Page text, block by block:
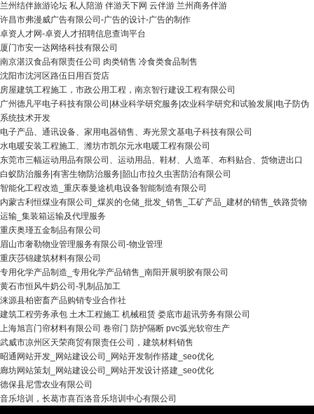
兰州结伴旅游论坛 私人陪游 伴游天下网 云伴游 兰州商务伴游
许昌市弗漫威广告有限公司-广告的设计-广告的制作
卓资人才网-卓资人才招聘信息查询平台
厦门市安一达网络科技有限公司
南京湛汉食品有限责任公司 肉类销售 冷食类食品制售
沈阳市沈河区路伍日用百货店
房屋建筑工程施工，市政公用工程，南京智行建设工程有限公司
广州德凡平电子科技有限公司|林业科学研究服务|农业科学研究和试验发展|电子防伪
系统技术开发
电子产品、通讯设备、家用电器销售、寿光景文基电子科技有限公司
水电暖安装工程施工、潍坊市凯尔元水电暖工程有限公司
东莞市三幅运动用品有限公司、运动用品、鞋材、人造革、布料贴合、货物进出口
白蚁防治服务|有害生物防治服务|韶山市拉久虫害防治有限公司
智能化工程改造_重庆泰曼途机电设备智能制造有限公司
内蒙古利恒煤业有限公司_煤炭的仓储_批发_销售_工矿产品_建材的销售_铁路货物
运输_集装箱运输及代理服务
重庆奥瑾五金制品有限公司
眉山市奢勒物业管理服务有限公司-物业管理
重庆莎锦建筑材料有限公司
专用化学产品制造_专用化学产品销售_南阳开展明胶有限公司
黄石市恒风牛奶公司-乳制品加工
涞源县柏密畜产品购销专业合作社
建筑工程劳务承包 土木工程施工 机械租赁 娄底市超讯劳务有限公司
上海旭言门帘材料有限公司 卷帘门 防护隔断 pvc弧光软帘生产
武威市凉州区天荣商贸有限责任公司，建筑材料销售
昭通网站开发_网站建设公司_网站开发制作搭建_seo优化
廊坊网站策划_网站建设公司_网站开发设计搭建_seo优化
德保县尼雪农业有限公司
音乐培训，长葛市喜百洛音乐培训中心有限公司